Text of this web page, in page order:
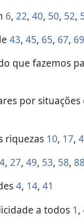
6, 22, 40, 50, 52,
43, 45, 65, 67, 69
que fazemos
por situações
riquezas 10, 17,
, 27, 49, 53, 58, 88
4, 14, 41
a todos 1,